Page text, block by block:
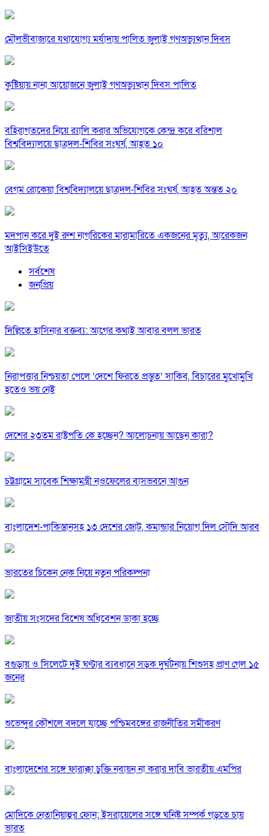
মৌলভীবাজারে যথাযোগ্য মর্যাদায় পালিত জুলাই গণঅভ্যুত্থান দিবস
কুষ্টিয়ায় নানা আয়োজনে জুলাই গণঅভ্যুত্থান দিবস পালিত
বহিরাগতদের নিয়ে র‍্যালি করার অভিযোগকে কেন্দ্র করে বরিশাল
বিশ্ববিদ্যালয়ে ছাত্রদল-শিবির সংঘর্ষ, আহত ১০
বেগম রোকেয়া বিশ্ববিদ্যালয়ে ছাত্রদল-শিবির সংঘর্ষ, আহত অন্তত ২০
মদপান করে দুই রুশ নাগরিকের মারামারিতে একজনের মৃত্যু, আরেকজন
আইসিইউতে
সর্বশেষ
জনপ্রিয়
দিল্লিতে হাসিনার বক্তব্য: আগের কথাই আবার বলল ভারত
নিরাপত্তার নিশ্চয়তা পেলে ‘দেশে ফিরতে প্রস্তুত’ সাকিব, বিচারের মুখোমুখি
হতেও ভয় নেই
দেশের ২৩তম রাষ্ট্রপতি কে হচ্ছেন? আলোচনায় আছেন কারা?
চট্টগ্রামে সাবেক শিক্ষামন্ত্রী নওফেলের বাসভবনে আগুন
বাংলাদেশ-পাকিস্তানসহ ১৩ দেশের জোট, কমান্ডার নিয়োগ দিল সৌদি আরব
ভারতের চিকেন নেক নিয়ে নতুন পরিকল্পনা
জাতীয় সংসদের বিশেষ অধিবেশন ডাকা হচ্ছে
বগুড়ায় ও সিলেটে দুই ঘণ্টার ব্যবধানে সড়ক দুর্ঘটনায় শিশুসহ প্রাণ গেল ১৫
জনের
শুভেন্দুর কৌশলে বদলে যাচ্ছে পশ্চিমবঙ্গের রাজনীতির সমীকরণ
বাংলাদেশের সঙ্গে ফারাক্কা চুক্তি নবায়ন না করার দাবি ভারতীয় এমপির
মোদিকে নেতানিয়াহুর ফোন; ইসরায়েলের সঙ্গে ঘনিষ্ট সম্পর্ক গড়তে চায়
ভারত